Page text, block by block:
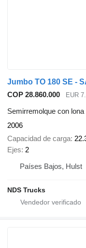
Jumbo TO 180 SE -
COP 28.860.000
EUR
Semirremolque con
2006
Capacidad de carga
Ejes 2
Países Bajos, Hulst
NDS Trucks